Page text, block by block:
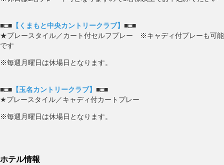
■□■ 【くまもと中央カントリークラブ】 ■□■
★プレースタイル／カート付セルフプレー ※キャディ付プレーも可能
です
※毎週月曜日は休場日となります。
■□■ 【玉名カントリークラブ】 ■□■
★プレースタイル／キャディ付カートプレー
※毎週月曜日は休場日となります。
ホテル情報